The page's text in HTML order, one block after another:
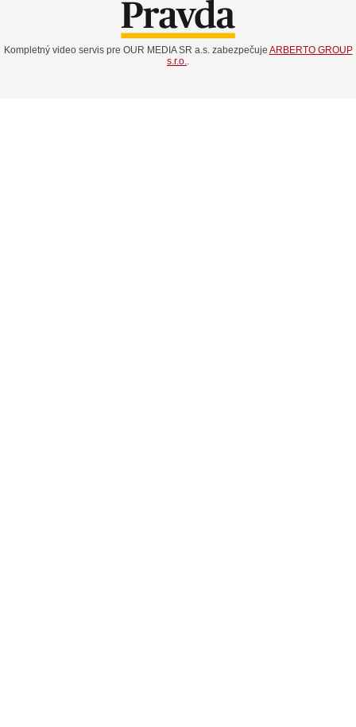
Kompletný video servis pre OUR MEDIA SR a.s. zabezpečuje ARBERTO GROUP
s.r.o.